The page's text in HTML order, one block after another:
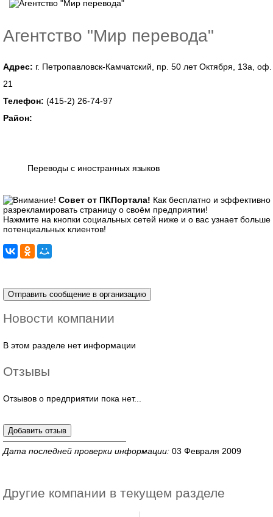
Агентство "Мир перевода"
Адрес: г. Петропавловск-Камчатский, пр. 50 лет Октября, 13а, оф.
21
Телефон: (415-2) 26-74-97
Район:
Переводы с иностранных языков
Совет от ПКПортала! Как бесплатно и эффективно
разрекламировать страницу о своём предприятии!
Нажмите на кнопки социальных сетей ниже и о вас узнает больше
потенциальных клиентов!
Новости компании
В этом разделе нет информации
Отзывы
Отзывов о предприятии пока нет...
Дата последней проверки информации: 03 Февраля 2009
Другие компании в текущем разделе